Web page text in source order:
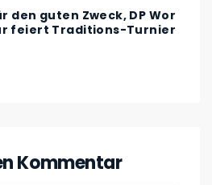
den guten Zweck, DP Wor
feiert Traditions-Turnier
Kommentar